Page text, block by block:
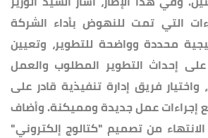
التي تمت للنهوض بأداء الشركة
محددة وواضحة للتطوير، وتعيين
على إحداث التطوير المطلوب والعمل
واختيار فريق إدارة تنفيذية قادر على
إجراءات عمل جديدة ومميكنة. وأضاف
الانتهاء من تصميم "كتالوج إلكتروني"